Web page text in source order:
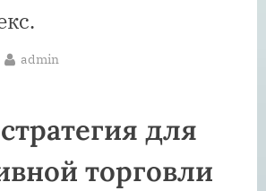
By
admin
для
торговли